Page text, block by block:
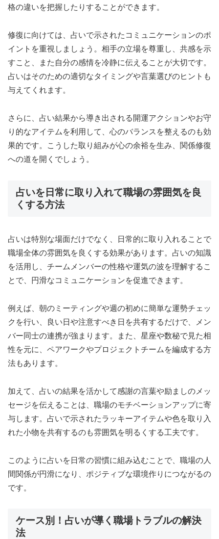
格の違いを把握したりすることができます。
修復に向けては、占いで示されたコミュニケーションのポ
イントを重視しましょう。相手の立場を尊重し、共感を示
すこと、また自分の感情を冷静に伝えることが大切です。
占いはそのための適切なタイミングや言葉選びのヒントも
与えてくれます。
さらに、占い結果から導き出される開運アクションやお守
り的なアイテムを利用して、心のバランスを整えるのも効
果的です。こうした取り組みが心の余裕を生み、関係修復
への道を開くでしょう。
占いを日常に取り入れて職場の雰囲気を良
くする方法
占いは特別な場面だけでなく、日常的に取り入れることで
職場全体の雰囲気を良くする効果があります。占いの知識
を活用し、チームメンバーの性格や運気の波を理解するこ
とで、円滑なコミュニケーションを促進できます。
例えば、朝のミーティングや週の初めに簡単な運勢チェッ
クを行い、良い日や注意すべき日を共有するだけで、メン
バー同士の連携が強まります。また、星座や数秘で見た相
性を元に、ペアワークやプロジェクトチームを編成する方
法もあります。
加えて、占いの結果を活かして感謝の言葉や励ましのメッ
セージを伝えることは、職場のモチベーションアップに寄
与します。占いで示されたラッキーアイテムや色を取り入
れた小物を共有するのも雰囲気を明るくする工夫です。
このように占いを日常の習慣に組み込むことで、職場の人
間関係が円滑になり、ポジティブな環境作りにつながるの
です。
ケース別！占いが導く職場トラブルの解決
法